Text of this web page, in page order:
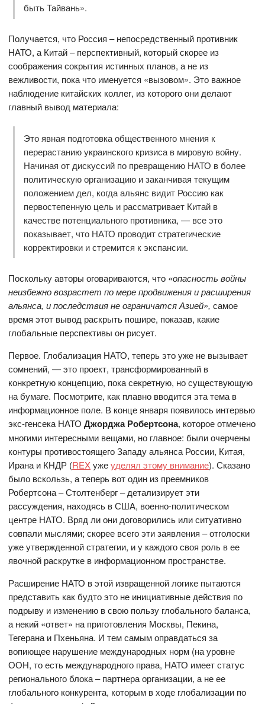
быть Тайвань».
Получается, что Россия – непосредственный противник
НАТО, а Китай – перспективный, который скорее из
соображения сокрытия истинных планов, а не из
вежливости, пока что именуется «вызовом». Это важное
наблюдение китайских коллег, из которого они делают
главный вывод материала:
Это явная подготовка общественного мнения к
перерастанию украинского кризиса в мировую войну.
Начиная от дискуссий по превращению НАТО в более
политическую организацию и заканчивая текущим
положением дел, когда альянс видит Россию как
первостепенную цель и рассматривает Китай в
качестве потенциального противника, — все это
показывает, что НАТО проводит стратегические
корректировки и стремится к экспансии.
Поскольку авторы оговариваются, что «опасность войны
неизбежно возрастет по мере продвижения и расширения
альянса, и последствия не ограничатся Азией», самое
время этот вывод раскрыть пошире, показав, какие
глобальные перспективы он рисует.
Первое. Глобализация НАТО, теперь это уже не вызывает
сомнений, — это проект, трансформированный в
конкретную концепцию, пока секретную, но существующую
на бумаге. Посмотрите, как плавно вводится эта тема в
информационное поле. В конце января появилось интервью
экс-генсека НАТОДжорджа Робертсона, которое отмечено
многими интересными вещами, но главное: были очерчены
контуры противостоящего Западу альянса России, Китая,
Ирана и КНДР (REXужеуделял этому внимание). Сказано
было вскользь, а теперь вот один из преемников
Робертсона – Столтенберг – детализирует эти
рассуждения, находясь в США, военно-политическом
центре НАТО. Вряд ли они договорились или ситуативно
совпали мыслями; скорее всего эти заявления – отголоски
уже утвержденной стратегии, и у каждого своя роль в ее
явочной раскрутке в информационном пространстве.
Расширение НАТО в этой извращенной логике пытаются
представить как будто это не инициативные действия по
подрыву и изменению в свою пользу глобального баланса,
а некий «ответ» на приготовления Москвы, Пекина,
Тегерана и Пхеньяна. И тем самым оправдаться за
вопиющее нарушение международных норм (на уровне
ООН, то есть международного права, НАТО имеет статус
регионального блока – партнера организации, а не ее
глобального конкурента, которым в ходе глобализации по